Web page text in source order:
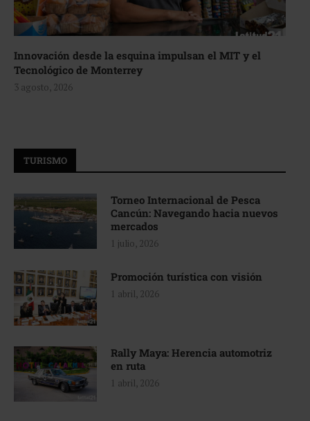
Innovación desde la esquina impulsan el MIT y el
Tecnológico de Monterrey
3 agosto, 2026
TURISMO
Torneo Internacional de Pesca
Cancún: Navegando hacia nuevos
mercados
1 julio, 2026
Promoción turística con visión
1 abril, 2026
Rally Maya: Herencia automotriz
en ruta
1 abril, 2026